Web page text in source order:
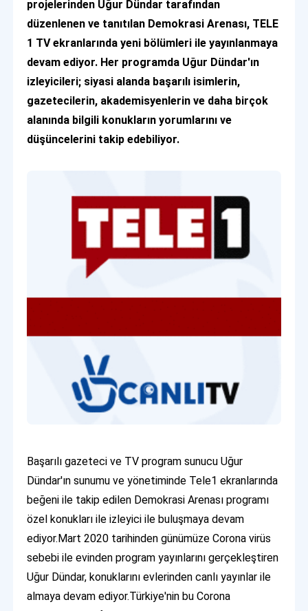
projelerinden Uğur Dündar tarafından
düzenlenen ve tanıtılan Demokrasi Arenası, TELE
1 TV ekranlarında yeni bölümleri ile yayınlanmaya
devam ediyor. Her programda Uğur Dündar'ın
izleyicileri; siyasi alanda başarılı isimlerin,
gazetecilerin, akademisyenlerin ve daha birçok
alanında bilgili konukların yorumlarını ve
düşüncelerini takip edebiliyor.
Başarılı gazeteci ve TV program sunucu Uğur
Dündar'ın sunumu ve yönetiminde Tele1 ekranlarında
beğeni ile takip edilen Demokrasi Arenası programı
özel konukları ile izleyici ile buluşmaya devam
ediyor.Mart 2020 tarihinden günümüze Corona virüs
sebebi ile evinden program yayınlarını gerçekleştiren
Uğur Dündar, konuklarını evlerinden canlı yayınlar ile
almaya devam ediyor.Türkiye'nin bu Corona